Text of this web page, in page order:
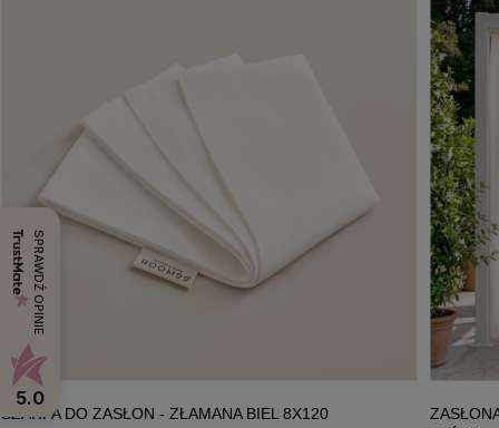
SZARFA DO ZASŁON - ZŁAMANA BIEL 8X120
SPRAWDŹ OPINIE
5.0